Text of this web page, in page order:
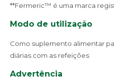
**Fermeric™ é uma marca
Modo de utilização
Como suplemento alimentar
diárias com as refeições
Advertência